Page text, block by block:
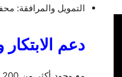
التمويل والمرافقة:
دعم الابتكار